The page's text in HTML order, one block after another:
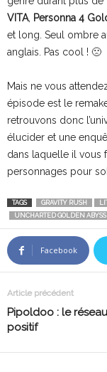
VITA, Personna 4
et long. Seul ombre
anglais. Pas cool ! 🙁
Mais ne vous
épisode est le
retrouvons donc
élucider et une
dans laquelle il vous
personnages pour
TAGS GRAVITY RUSH
UNCHARTED GOLDEN ABYSS
Facebook
Article précédent
Pipoldoo : le
positif